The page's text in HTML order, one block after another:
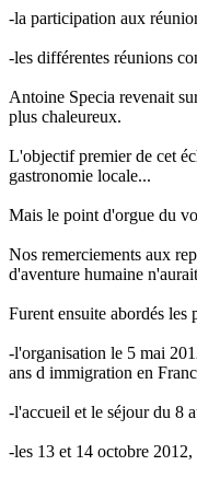
-la participation aux
-les différentes réunions
Antoine Specia revenait
plus chaleureux.
L'objectif premier de cet
gastronomie locale...
Mais le point d'orgue du
Nos remerciements aux
d'aventure humaine
Furent ensuite abordés les
-l'organisation le 5 mai
ans d immigration en
-l'accueil et le séjour du 8
-les 13 et 14 octobre